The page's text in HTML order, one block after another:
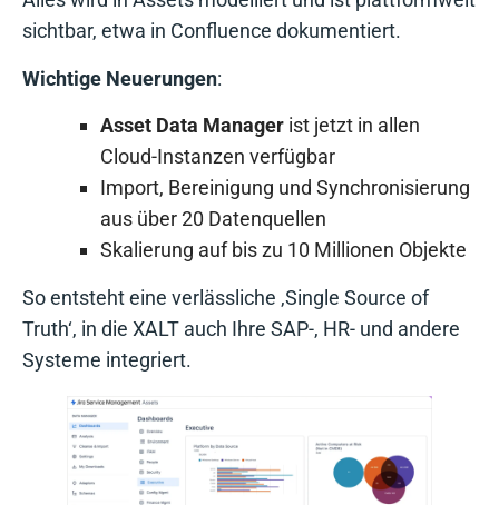
sichtbar, etwa in Confluence dokumentiert.
Wichtige Neuerungen:
Asset Data Manager ist jetzt in allen
Cloud-Instanzen verfügbar
Import, Bereinigung und Synchronisierung
aus über 20 Datenquellen
Skalierung auf bis zu 10 Millionen Objekte
So entsteht eine verlässliche ‚Single Source of
Truth‘, in die XALT auch Ihre SAP-, HR- und andere
Systeme integriert.